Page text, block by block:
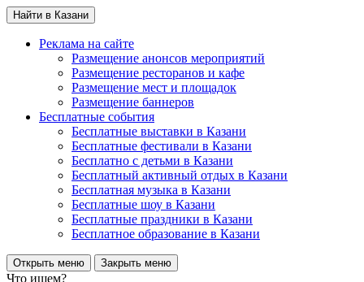
Найти в Казани
Реклама на сайте
Размещение анонсов мероприятий
Размещение ресторанов и кафе
Размещение мест и площадок
Размещение баннеров
Бесплатные события
Бесплатные выставки в Казани
Бесплатные фестивали в Казани
Бесплатно с детьми в Казани
Бесплатный активный отдых в Казани
Бесплатная музыка в Казани
Бесплатные шоу в Казани
Бесплатные праздники в Казани
Бесплатное образование в Казани
Открыть меню Закрыть меню
Что ищем?